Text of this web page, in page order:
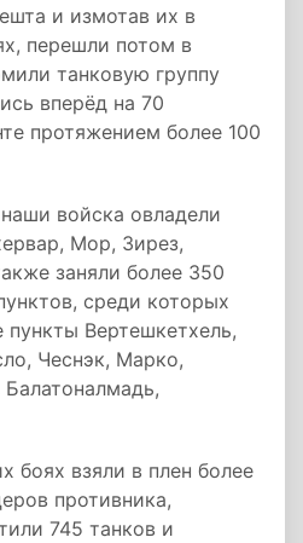
и измотав их в
перешли потом в
танковую группу
вперёд на 70
протяжением более 100
войска овладели
Мор, Зирез,
заняли более 350
среди которых
пункты Вертешкетхель,
Чеснэк, Марко,
боях взяли в плен более
противника,
745 танков и